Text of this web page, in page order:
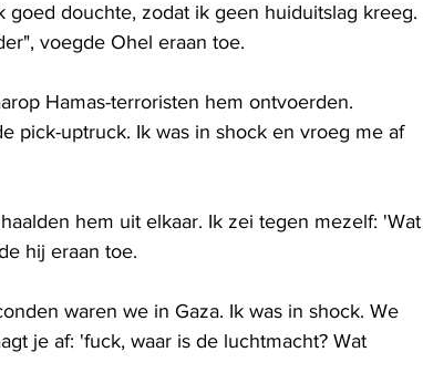
douchte, zodat ik geen huiduitslag kreeg.
voegde Ohel eraan toe.
Hamas-terroristen hem ontvoerden.
pick-uptruck. Ik was in shock en vroeg me af
hem uit elkaar. Ik zei tegen mezelf: 'Wat
hij eraan toe.
waren we in Gaza. Ik was in shock. We
​​je af: 'fuck, waar is de luchtmacht? Wat